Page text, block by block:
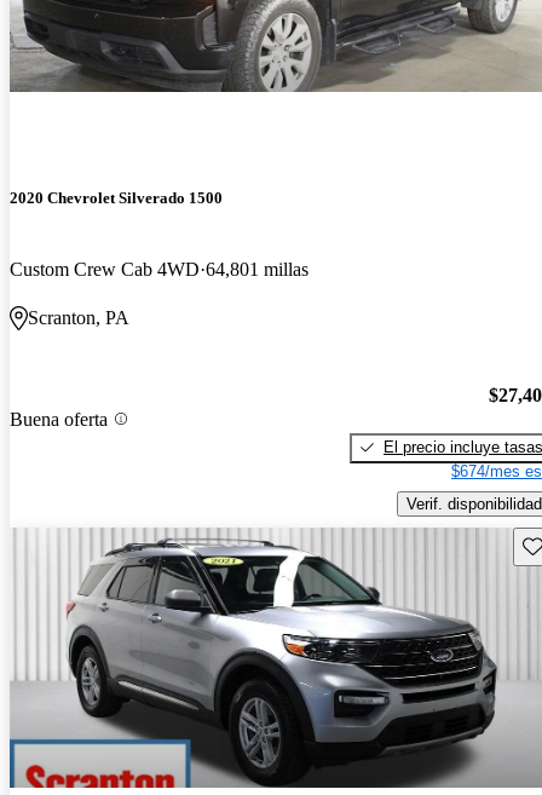
2020 Chevrolet Silverado 1500
Custom Crew Cab 4WD 64,801 millas
Scranton, PA
Buena oferta
El precio incluye tasas
$674/mes
Verif. disponibilidad